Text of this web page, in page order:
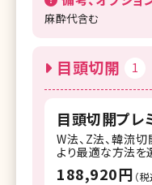
麻酔代含む
目頭切開 1
目頭切開プレ
W法、Z法、韓流切
より最適な方法を
188,920円 （税